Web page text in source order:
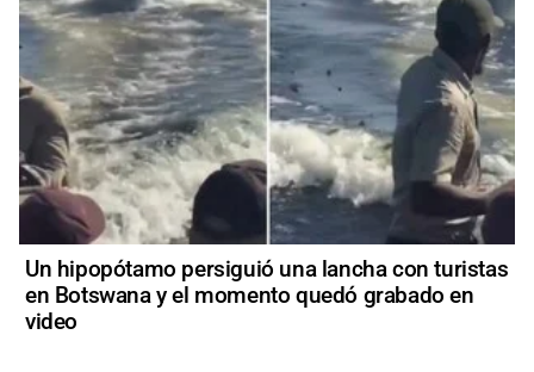
Un hipopótamo persiguió una lancha con turistas
en Botswana y el momento quedó grabado en
video